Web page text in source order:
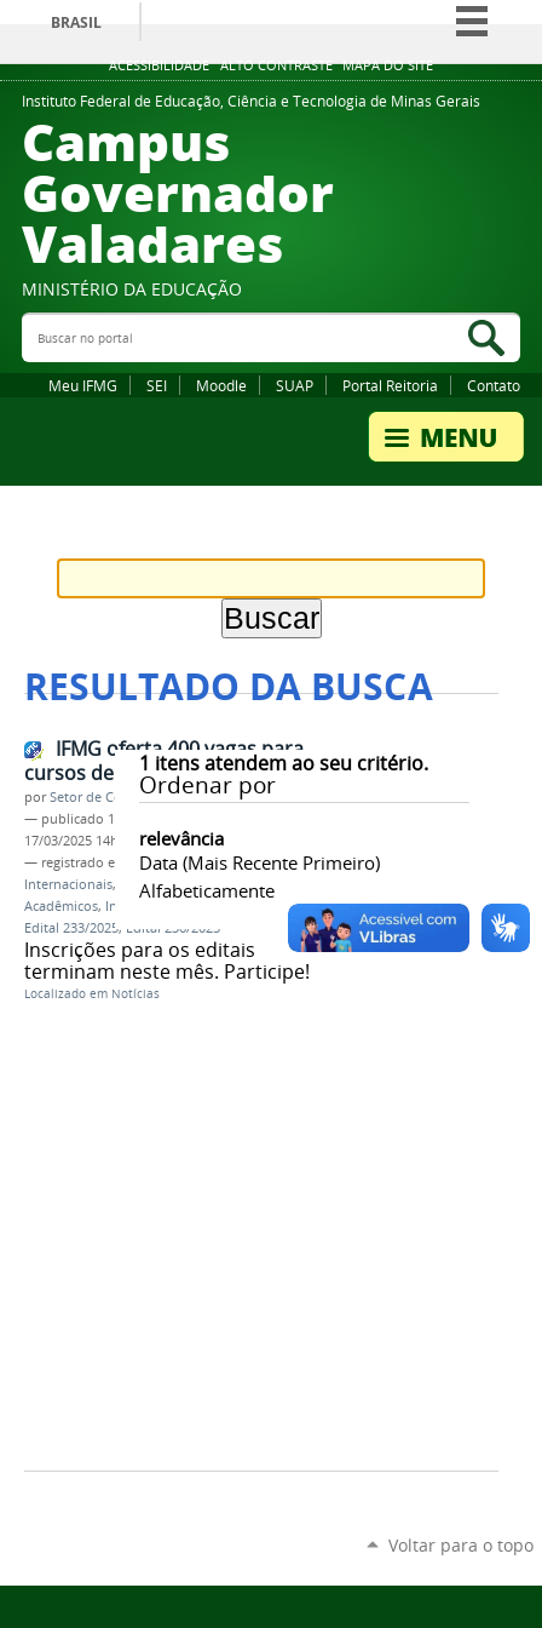
ACESSIBILIDADE ALTO CONTRASTE MAPA DO SITE
BRASIL
Simplifique!
Comunica BR
Instituto Federal de Educação, Ciência e Tecnologia de Minas Gerais
Campus
Governador
Valadares
MINISTÉRIO DA EDUCAÇÃO
Buscar no portal
Meu IFMG SEI Moodle SUAP Portal Reitoria Contato
RESULTADO DA BUSCA
1 itens atendem ao seu critério.
Ordenar por
relevância
Data (mais Recente Primeiro)
Alfabeticamente
IFMG oferta 400 vagas para
cursos de inglês em dois editais
porSetor de Comunicação
— publicado 11/03/2025
17/03/2025 14h04
— registrado em:
Diretoria de Relações
Internacionais, , Curso de Inglês para Fins
Acadêmicos, Inglês Online: Quatro Habilidades,
Edital 233/2025, Edital 236/2025
Inscrições para os editais
terminam neste mês. Participe!
Localizado em Notícias
Voltar para o topo